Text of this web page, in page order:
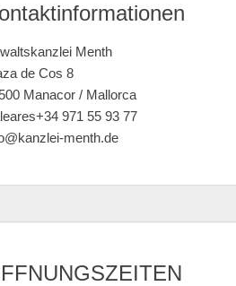
Menth
de Cos 8
Manacor / Mallorca
971 55 93 77
menth.de